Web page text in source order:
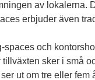
av lokalerna.
erbjuder även
och
sker i små
ut om tre eller fem